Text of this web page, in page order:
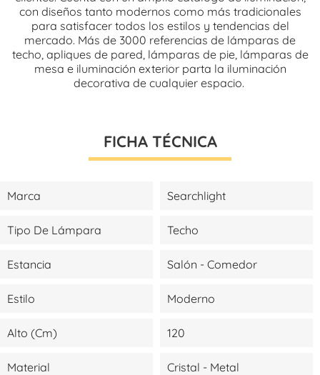
con diseños tanto modernos como más tradicionales
para satisfacer todos los estilos y tendencias del
mercado. Más de 3000 referencias de lámparas de
techo, apliques de pared, lámparas de pie, lámparas de
mesa e iluminación exterior parta la iluminación
decorativa de cualquier espacio.
FICHA TÉCNICA
Marca Searchlight
Tipo De Lámpara Techo
Estancia Salón - Comedor
Estilo Moderno
Alto (cm) 120
Material Cristal - Metal